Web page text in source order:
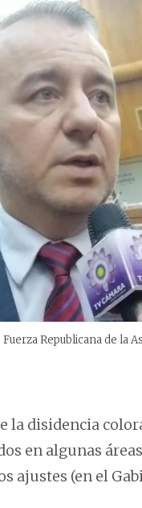
Republicana de la
la disidencia
en algunas
ajustes (en el